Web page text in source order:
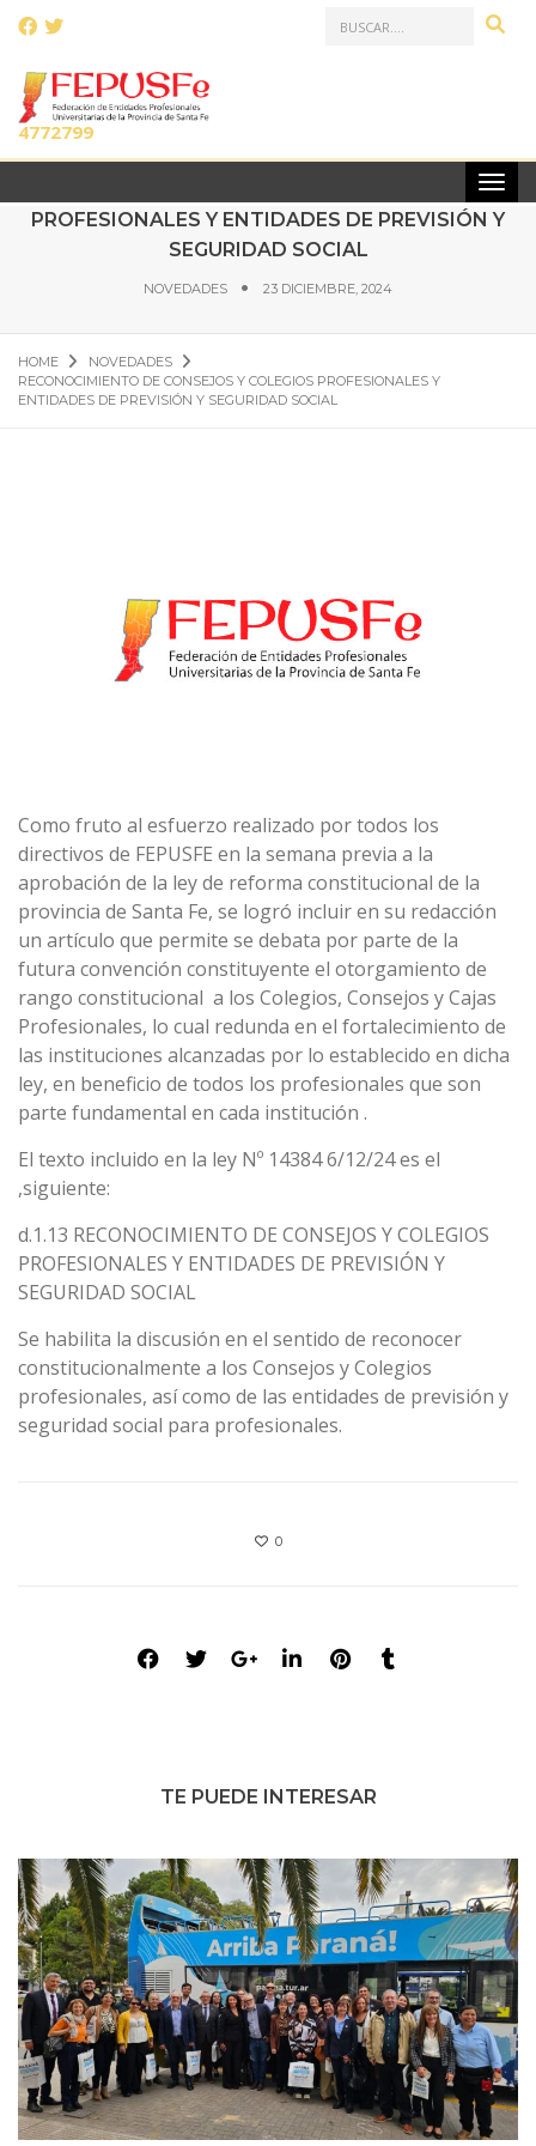
LLAMANOS AL:(0341)
4772799
RECONOCIMIENTO DE CONSEJOS Y COLEGIOS
PROFESIONALES Y ENTIDADES DE PREVISIÓN Y
SEGURIDAD SOCIAL
NOVEDADES 23 DICIEMBRE, 2024
HOME
NOVEDADES
RECONOCIMIENTO DE CONSEJOS Y COLEGIOS PROFESIONALES Y
ENTIDADES DE PREVISIÓN Y SEGURIDAD SOCIAL
Como fruto al esfuerzo realizado por todos los
directivos de FEPUSFE en la semana previa a la
aprobación de la ley de reforma constitucional de la
provincia de Santa Fe, se logró incluir en su redacción
un artículo que permite se debata por parte de la
futura convención constituyente el otorgamiento de
rango constitucional a los Colegios, Consejos y Cajas
Profesionales, lo cual redunda en el fortalecimiento de
las instituciones alcanzadas por lo establecido en dicha
ley, en beneficio de todos los profesionales que son
parte fundamental en cada institución .
El texto incluido en la ley Nº 14384 6/12/24 es el
,siguiente:
d.1.13 RECONOCIMIENTO DE CONSEJOS Y COLEGIOS
PROFESIONALES Y ENTIDADES DE PREVISIÓN Y
SEGURIDAD SOCIAL
Se habilita la discusión en el sentido de reconocer
constitucionalmente a los Consejos y Colegios
profesionales, así como de las entidades de previsión y
seguridad social para profesionales.
0
TE PUEDE INTERESAR